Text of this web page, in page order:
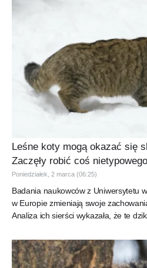
Leśne koty mogą okazać się
Zaczęły robić coś nietypowego
Poniedziałek, 2 marca (06:25)
Badania naukowców z Uniwersytetu
w Europie zmieniają swoje
Analiza ich sierści wykazała, że te